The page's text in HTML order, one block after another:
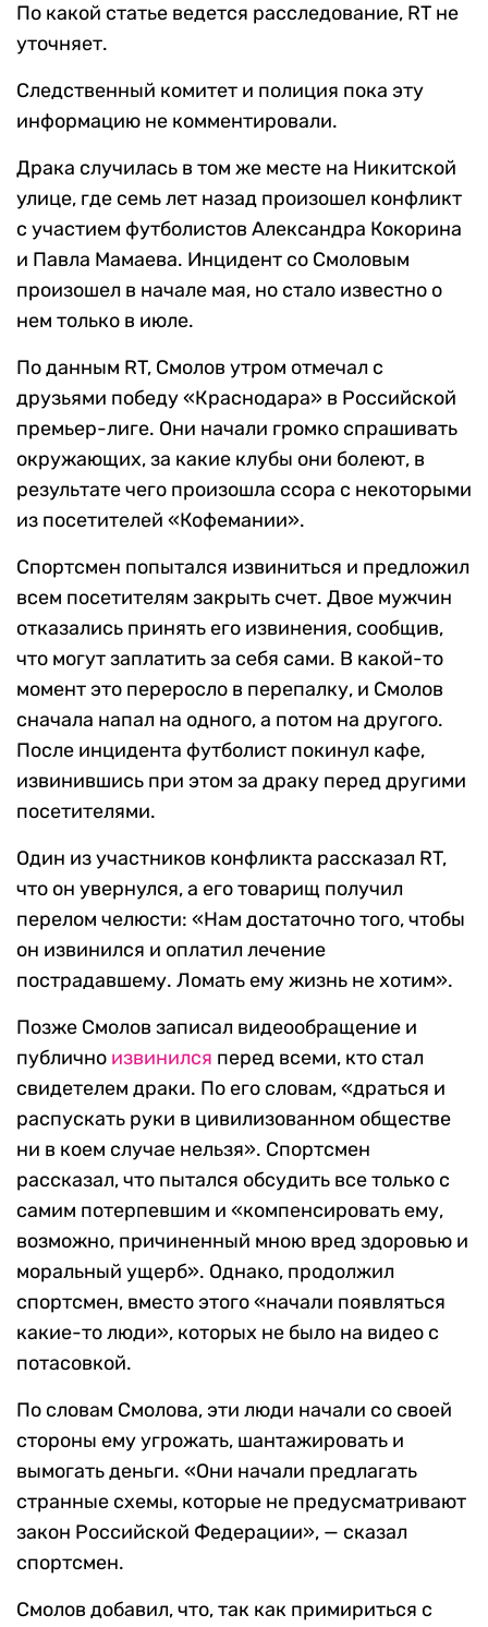
По какой статье ведется расследование, RT не
уточняет.
Следственный комитет и полиция пока эту
информацию не комментировали.
Драка случилась в том же месте на Никитской
улице, где семь лет назад произошел конфликт
с участием футболистов Александра Кокорина
и Павла Мамаева. Инцидент со Смоловым
произошел в начале мая, но стало известно о
нем только в июле.
По данным RT, Смолов утром отмечал с
друзьями победу «Краснодара» в Российской
премьер-лиге. Они начали громко спрашивать
окружающих, за какие клубы они болеют, в
результате чего произошла ссора с некоторыми
из посетителей «Кофемании».
Спортсмен попытался извиниться и предложил
всем посетителям закрыть счет. Двое мужчин
отказались принять его извинения, сообщив,
что могут заплатить за себя сами. В какой-то
момент это переросло в перепалку, и Смолов
сначала напал на одного, а потом на другого.
После инцидента футболист покинул кафе,
извинившись при этом за драку перед другими
посетителями.
Один из участников конфликта рассказал RT,
что он увернулся, а его товарищ получил
перелом челюсти: «Нам достаточно того, чтобы
он извинился и оплатил лечение
пострадавшему. Ломать ему жизнь не хотим».
Позже Смолов записал видеообращение и
публично извинился перед всеми, кто стал
свидетелем драки. По его словам, «драться и
распускать руки в цивилизованном обществе
ни в коем случае нельзя». Спортсмен
рассказал, что пытался обсудить все только с
самим потерпевшим и «компенсировать ему,
возможно, причиненный мною вред здоровью и
моральный ущерб». Однако, продолжил
спортсмен, вместо этого «начали появляться
какие-то люди», которых не было на видео с
потасовкой.
По словам Смолова, эти люди начали со своей
стороны ему угрожать, шантажировать и
вымогать деньги. «Они начали предлагать
странные схемы, которые не предусматривают
закон Российской Федерации», — сказал
спортсмен.
Смолов добавил, что, так как примириться с